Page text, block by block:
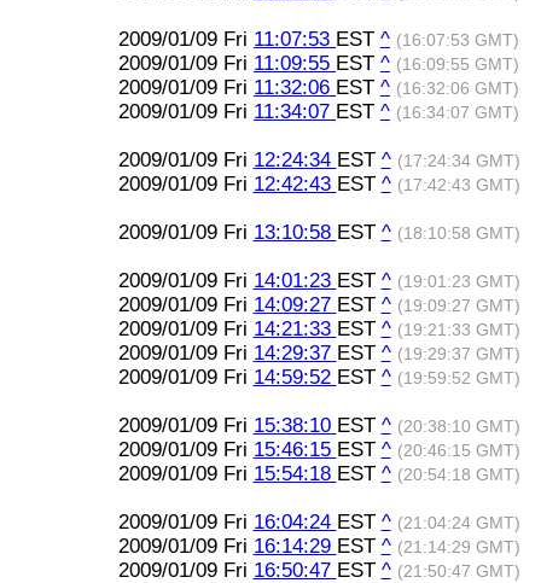
2009/01/09 Fri 11:07:53 EST ^ (16:07:53 GMT)
2009/01/09 Fri 11:09:55 EST ^ (16:09:55 GMT)
2009/01/09 Fri 11:32:06 EST ^ (16:32:06 GMT)
2009/01/09 Fri 11:34:07 EST ^ (16:34:07 GMT)
2009/01/09 Fri 12:24:34 EST ^ (17:24:34 GMT)
2009/01/09 Fri 12:42:43 EST ^ (17:42:43 GMT)
2009/01/09 Fri 13:10:58 EST ^ (18:10:58 GMT)
2009/01/09 Fri 14:01:23 EST ^ (19:01:23 GMT)
2009/01/09 Fri 14:09:27 EST ^ (19:09:27 GMT)
2009/01/09 Fri 14:21:33 EST ^ (19:21:33 GMT)
2009/01/09 Fri 14:29:37 EST ^ (19:29:37 GMT)
2009/01/09 Fri 14:59:52 EST ^ (19:59:52 GMT)
2009/01/09 Fri 15:38:10 EST ^ (20:38:10 GMT)
2009/01/09 Fri 15:46:15 EST ^ (20:46:15 GMT)
2009/01/09 Fri 15:54:18 EST ^ (20:54:18 GMT)
2009/01/09 Fri 16:04:24 EST ^ (21:04:24 GMT)
2009/01/09 Fri 16:14:29 EST ^ (21:14:29 GMT)
2009/01/09 Fri 16:50:47 EST ^ (21:50:47 GMT)